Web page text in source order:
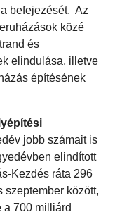
befejezését. Az
közé
és
elindulása, illetve
építésének
jobb számait is
elindított
Kezdés ráta 296
szeptember között,
a 700 milliárd